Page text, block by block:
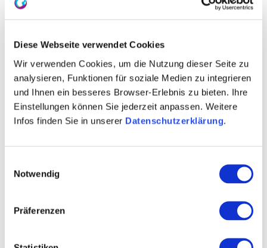
Diese Webseite verwendet Cookies
Wir verwenden Cookies, um die Nutzung dieser Seite zu
analysieren, Funktionen für soziale Medien zu integrieren
und Ihnen ein besseres Browser-Erlebnis zu bieten. Ihre
Einstellungen können Sie jederzeit anpassen. Weitere
Infos finden Sie in unserer Datenschutzerklärung.
Notwendig
Präferenzen
Geschichte des Kellerlabyrinths
Unter der Altstadt der Stadt Oppenheim verbirgt
sich ein ca. 40 Kilometer langes System von
Kellern, Gängen und Treppen und verbindet bis
zu fünf Stockwerke miteinander. Errichtet wurde
dieses beeindruckende Kellersystem, da
Kaufleute dazu verpflichtete ihre Waren zu
begrenzte Platz, der aus den geographischen
dazu, dass unterirdische Kelleranlagen errichtet